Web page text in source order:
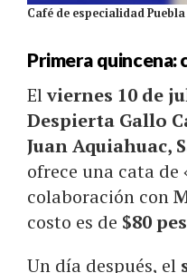
Café de especialidad
Primera quincena:
Elviernes 10 de
Despierta Gallo
Juan Aquiahuac,
ofrece una cata de
colaboración con
costo es de $80
Un día después, el